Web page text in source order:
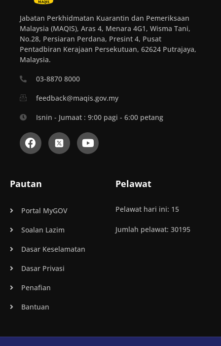
Jabatan Perkhidmatan Kuarantin dan Pemeriksaan
Malaysia (MAQIS), Aras 4, Menara 4G1, Wisma Tani,
No.28, Persiaran Perdana, Presint 4, Pusat
Pentadbiran Kerajaan Persekutuan, 62624 Putrajaya,
Malaysia.
03-8870 8000
feedback@maqis.gov.my
Isnin - Jumaat : 9:00 pagi - 6:00 petang
Pautan
Portal MyGOV
Soalan Lazim
Dasar Keselamatan
Dasar Privasi
Penafian
Bantuan
Pelawat
Pelawat hari ini: 15
Jumlah pelawat: 30195